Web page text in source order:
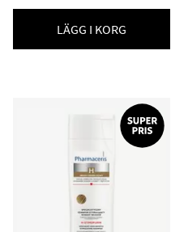
LÄGG I KORG